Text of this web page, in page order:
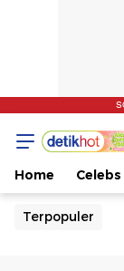
Home Celebs
Terpopuler